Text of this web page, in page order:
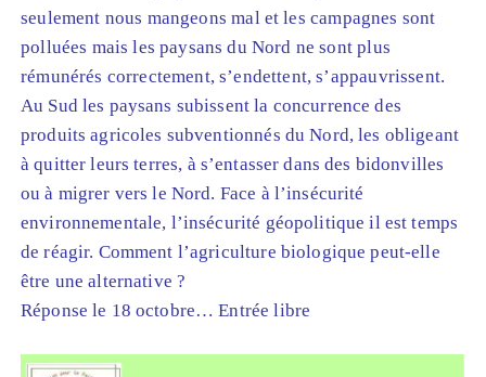
seulement nous mangeons mal et les campagnes sont
polluées mais les paysans du Nord ne sont plus
rémunérés correctement, s’endettent, s’appauvrissent.
Au Sud les paysans subissent la concurrence des
produits agricoles subventionnés du Nord, les obligeant
à quitter leurs terres, à s’entasser dans des bidonvilles
ou à migrer vers le Nord. Face à l’insécurité
environnementale, l’insécurité géopolitique il est temps
de réagir. Comment l’agriculture biologique peut-elle
être une alternative ?
Réponse le 18 octobre… Entrée libre